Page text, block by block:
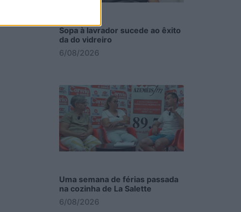
Sopa à lavrador sucede ao êxito
da do vidreiro
6/08/2026
Uma semana de férias passada
na cozinha de La Salette
6/08/2026